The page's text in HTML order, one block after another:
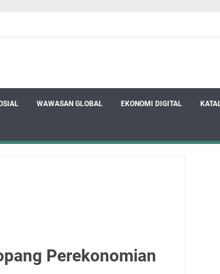
WAWASAN GLOBAL EKONOMI DIGITAL
Perekonomian